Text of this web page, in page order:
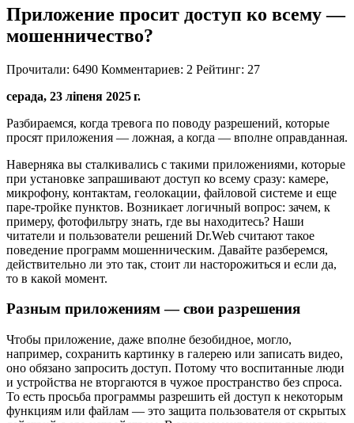
Приложение просит доступ ко всему —
мошенничество?
Прочитали: 6490 Комментариев: 2 Рейтинг: 27
серада, 23 ліпеня 2025 г.
Разбираемся, когда тревога по поводу разрешений, которые
просят приложения — ложная, а когда — вполне оправданная.
Наверняка вы сталкивались с такими приложениями, которые
при установке запрашивают доступ ко всему сразу: камере,
микрофону, контактам, геолокации, файловой системе и еще
паре-тройке пунктов. Возникает логичный вопрос: зачем, к
примеру, фотофильтру знать, где вы находитесь? Наши
читатели и пользователи решений Dr.Web считают такое
поведение программ мошенническим. Давайте разберемся,
действительно ли это так, стоит ли насторожиться и если да,
то в какой момент.
Разным приложениям — свои разрешения
Чтобы приложение, даже вполне безобидное, могло,
например, сохранить картинку в галерею или записать видео,
оно обязано запросить доступ. Потому что воспитанные люди
и устройства не вторгаются в чужое пространство без спроса.
То есть просьба программы разрешить ей доступ к некоторым
функциям или файлам — это защита пользователя от скрытых